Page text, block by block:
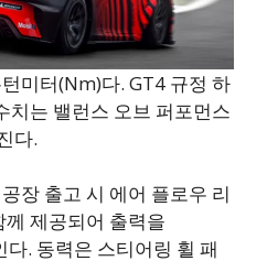
미터(Nm)다. GT4 규정 하
치는 밸런스 오브 퍼포먼스
다.
장 출고 시 에어 플로우 리
제공되어 출력을
. 동력은 스티어링 휠 패